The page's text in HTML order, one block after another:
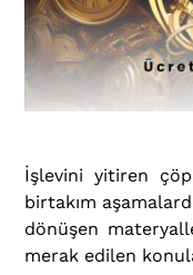
İşlevini yitiren
birtakım
dönüşen
merak edilen